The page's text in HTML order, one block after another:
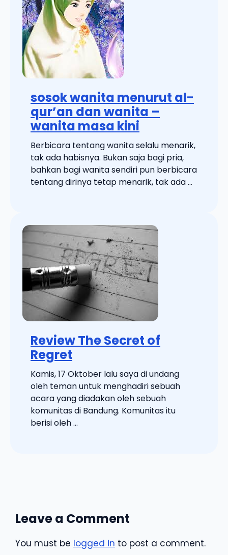
sosok wanita menurut al-
qur’an dan wanita –
wanita masa kini
Berbicara tentang wanita selalu menarik,
tak ada habisnya. Bukan saja bagi pria,
bahkan bagi wanita sendiri pun berbicara
tentang dirinya tetap menarik, tak ada ...
Review The Secret of
Regret
Kamis, 17 Oktober lalu saya di undang
oleh teman untuk menghadiri sebuah
acara yang diadakan oleh sebuah
komunitas di Bandung. Komunitas itu
berisi oleh ...
Leave a Comment
You must be logged in to post a comment.